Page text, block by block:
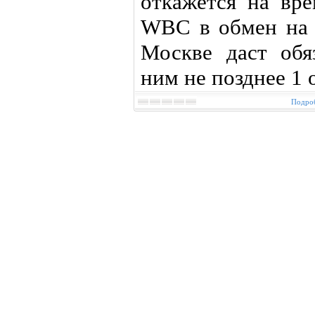
WBC в обмен на
Москве даст
ним не позднее 1